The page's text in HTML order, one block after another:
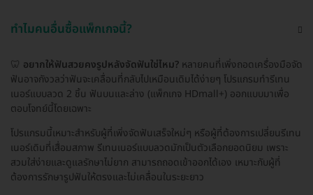
ทำไมคนอื่นซื้อแพ็กเกจนี้?
🦷 อยากให้ฟันสวยคงรูปหลังจัดฟันใช่ไหม? หลายคนที่เพิ่งถอดเครื่องมือจัด
ฟันอาจกังวลว่าฟันจะเคลื่อนที่กลับไปเหมือนเดิมได้ง่ายๆ โปรแกรมทำรีเทน
เนอร์แบบลวด 2 ชิ้น ฟันบนและล่าง (แพ็กเกจ HDmall+) ออกแบบมาเพื่อ
ตอบโจทย์นี้โดยเฉพาะ
โปรแกรมนี้เหมาะสำหรับผู้ที่เพิ่งจัดฟันเสร็จใหม่ๆ หรือผู้ที่ต้องการเปลี่ยนรีเทน
เนอร์เดิมที่เสื่อมสภาพ รีเทนเนอร์แบบลวดมักเป็นตัวเลือกยอดนิยม เพราะ
สวมใส่ง่ายและดูแลรักษาไม่ยาก สามารถถอดเข้าออกได้เอง เหมาะกับผู้ที่
ต้องการรักษารูปฟันให้ตรงและไม่เคลื่อนในระยะยาว